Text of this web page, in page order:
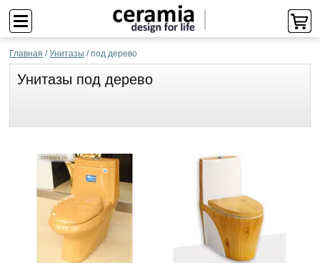
Главная /Унитазы /под дерево
Унитазы под дерево